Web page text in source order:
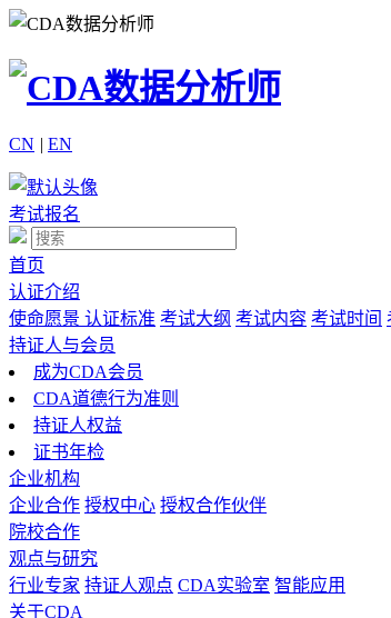
CN | EN
考试报名
首页
认证介绍
使命愿景 认证标准 考试大纲 考试内容 考试时间
持证人与会员
成为CDA会员
CDA道德行为准则
持证人权益
证书年检
企业机构
企业合作 授权中心 授权合作伙伴
院校合作
观点与研究
行业专家 持证人观点 CDA实验室 智能应用
关于CDA